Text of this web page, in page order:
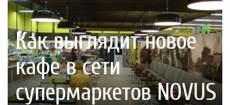
Как выглядит новое
кафе в сети
супермаркетов NOVUS